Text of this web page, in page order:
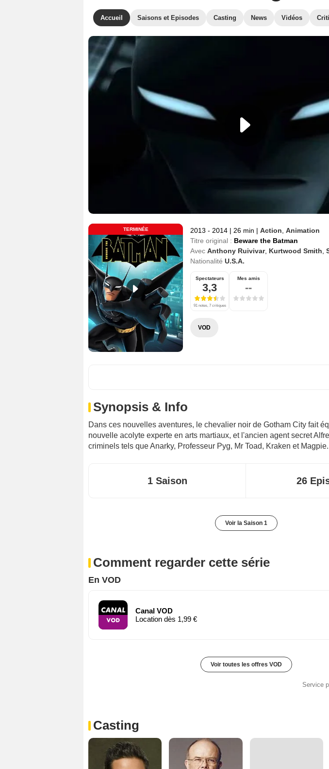
Accueil Saisons et Episodes Casting News Vidéos
TERMINÉE 2013 - 2014 | 26 min | Action Animation
Titre original : Beware the Batman
Avec Anthony Ruivivar, Kurtwood Smith
Nationalité U.S.A.
Spectateurs
3,3
91 notes, 7 critiques
Mes amis
--
VOD
Synopsis & Info
Dans ces nouvelles aventures, le chevalier noir de Gotham City fait
nouvelle acolyte experte en arts martiaux, et l'ancien agent secret
criminels tels que Anarky, Professeur Pyg, Mr Toad, Kraken et Magpie.
1 Saison 26
Voir la Saison 1
Comment regarder cette série
En VOD
Canal VOD
Location dès 1,99 €
Voir toutes les offres VOD
Service
Casting